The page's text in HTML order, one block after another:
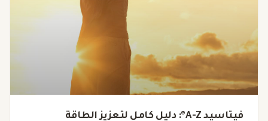
فيتاسيد A-Z®: دليل كامل لتعزيز الطاقة